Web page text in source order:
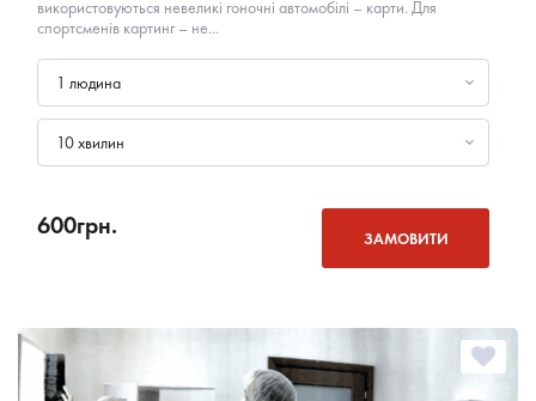
використовуються невеликі гоночні автомобілі – карти. Для
спортсменів картинг – не...
1 людина
10 хвилин
600грн. ЗАМОВИТИ